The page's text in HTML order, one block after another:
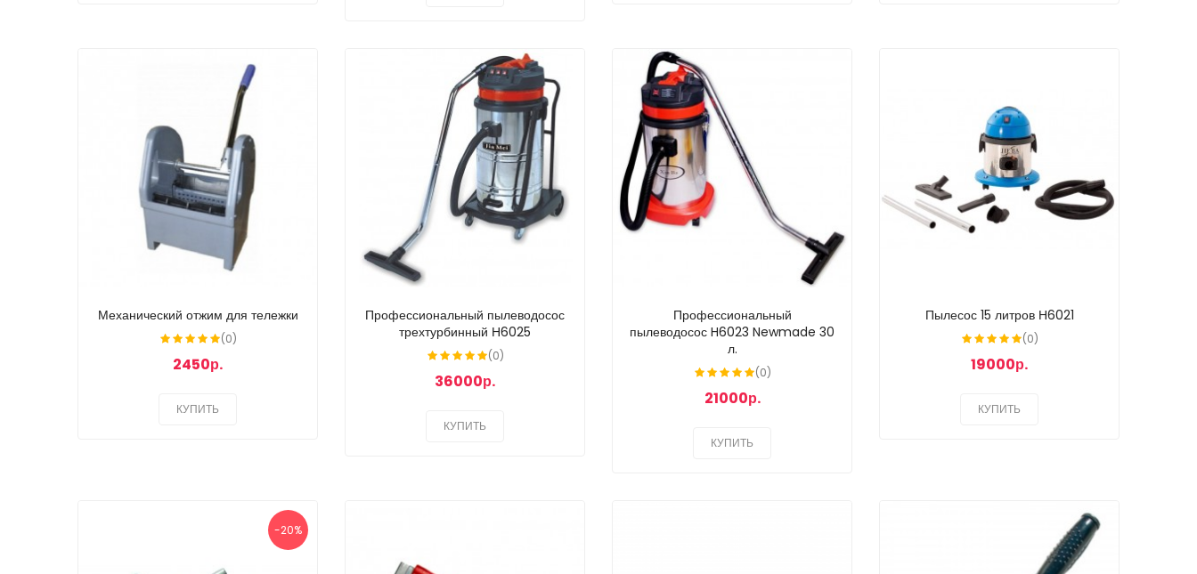
Механический отжим для тележки
(0)
2450р.
КУПИТЬ
Профессиональный пылеводосос
трехтурбинный Н6025
(0)
36000р.
КУПИТЬ
Профессиональный
пылеводосос H6023 Newmade 30
л.
(0)
21000р.
КУПИТЬ
Пылесос 15 литров Н6021
(0)
19000р.
КУПИТЬ
-20%